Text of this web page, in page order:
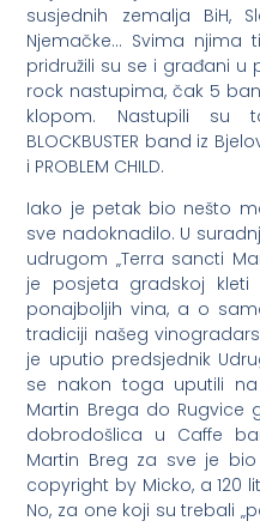
susjednih zemalja BiH,
Njemačke… Svima njima
pridružili su se i građani
rock nastupima, čak 5
klopom. Nastupili su
BLOCKBUSTER band iz
i PROBLEM CHILD.
Iako je petak bio nešto
sve nadoknadilo. U
udrugom „Terra sancti
je posjeta gradskoj kleti
ponajboljih vina, a o
tradiciji našeg
je uputio predsjednik
se nakon toga uputili
Martin Brega do Rugvice
dobrodošlica u Caffe
Martin Breg za sve je
copyright by Micko, a 120
No, za one koji su trebali